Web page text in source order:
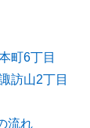
町6丁目
訪山2丁目
流れ